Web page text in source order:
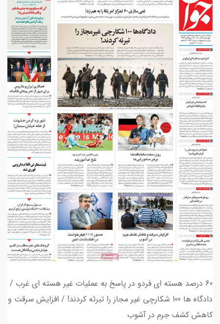
60 درصد هسته ای فردو در پاسخ به عملیات غیر هسته ای غرب /
دادگاه ها 100 شکارچی غیر مجاز را تبرئه کردند! / افزایش سرقت و
کاهش کشف جرم در آشوب